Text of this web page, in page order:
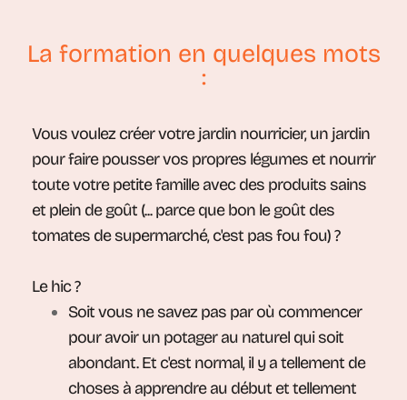
La formation en quelques mots
:
Vous voulez créer votre jardin nourricier, un jardin
pour faire pousser vos propres légumes et nourrir
toute votre petite famille avec des produits sains
et plein de goût (... parce que bon le goût des
tomates de supermarché, c'est pas fou fou) ?
Le hic ?
Soit vous ne savez pas par où commencer
pour avoir un potager au naturel qui soit
abondant. Et c'est normal, il y a tellement de
choses à apprendre au début et tellement